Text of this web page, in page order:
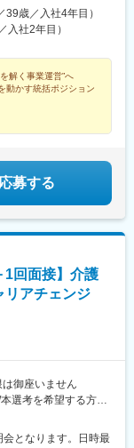
埼玉、福岡の事業所
まいのエリアで行う
地》全国47都道府県
ネージャーと相談の
では「重度訪問介
「訪問介護事業」を
件等に応じて、配属
せる適切な部署でご
・借り上げ社宅提供
歳／入社4年目）
社2年目）
解く事業運営”へ
動かす統括ポジション
応募する
1回面接】介護
リアチェンジ
は御座いません
選考を希望する方は
）
会となります。日時最